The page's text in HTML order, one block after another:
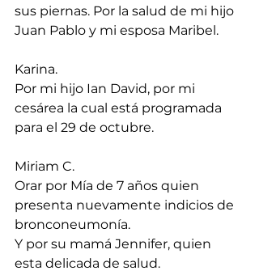
sus piernas. Por la salud de mi hijo
Juan Pablo y mi esposa Maribel.
Karina.
Por mi hijo Ian David, por mi
cesárea la cual está programada
para el 29 de octubre.
Miriam C.
Orar por Mía de 7 años quien
presenta nuevamente indicios de
bronconeumonía.
Y por su mamá Jennifer, quien
esta delicada de salud.